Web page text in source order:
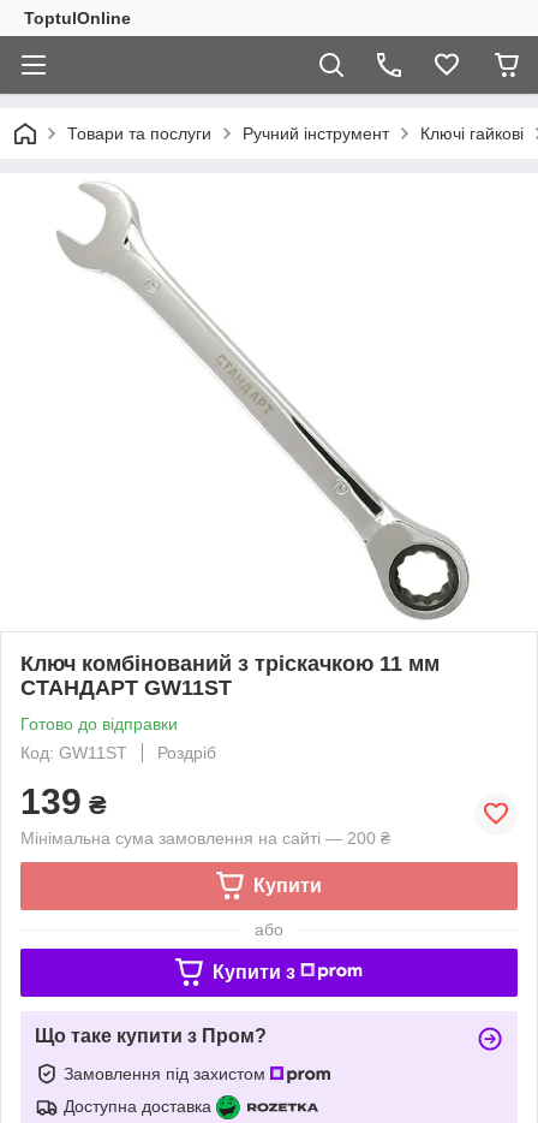
ToptulOnline
Товари та послуги Ручний інструмент Ключі гайкові
Ключ комбінований з тріскачкою 11 мм
СТАНДАРТ GW11ST
Готово до відправки
Код: GW11ST
Роздріб
139 ₴
Мінімальна сума замовлення на сайті — 200 ₴
Купити
або
Купити з
Що таке купити з Пром?
Замовлення під захистом
Доступна доставка